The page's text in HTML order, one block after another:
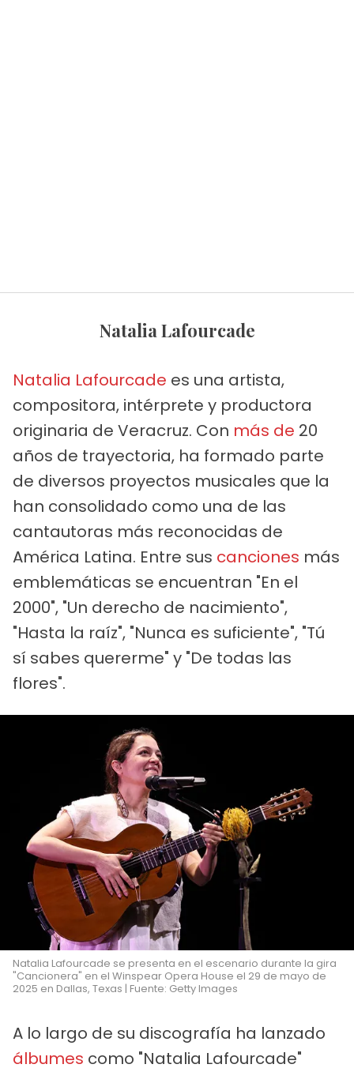
Natalia Lafourcade
Natalia Lafourcade es una artista,
compositora, intérprete y productora
originaria de Veracruz. Con más de 20
años de trayectoria, ha formado parte
de diversos proyectos musicales que la
han consolidado como una de las
cantautoras más reconocidas de
América Latina. Entre sus canciones más
emblemáticas se encuentran "En el
2000", "Un derecho de nacimiento",
"Hasta la raíz", "Nunca es suficiente", "Tú
sí sabes quererme" y "De todas las
flores".
Natalia Lafourcade se presenta en el escenario durante la gira
"Cancionera" en el Winspear Opera House el 29 de mayo de
2025 en Dallas, Texas | Fuente: Getty Images
A lo largo de su discografía ha lanzado
álbumes como "Natalia Lafourcade"